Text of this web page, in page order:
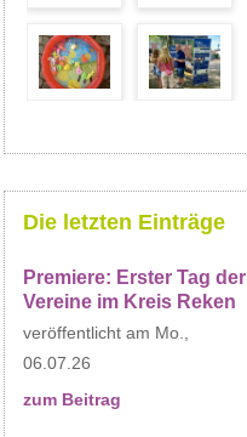
Die letzten Einträge
Premiere: Erster Tag der
Vereine im Kreis Reken
Mo.,
06.07.26
zum Beitrag